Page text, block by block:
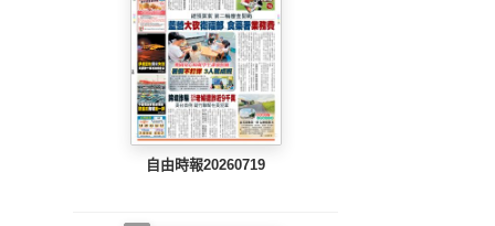
自由時報20260719